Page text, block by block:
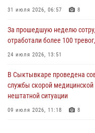
В Усинске росгвардейцы
В Санкт-Петербурге прошел
Всероссийского конкурса
28 июля 2026, 15:09 12
31 июля 2026, 06:57 8
За прошедшую неделю
отработали более 100
24 июля 2026, 13:51
В Сыктывкаре проведена
службы скорой
нештатной ситуации
09 июля 2026, 11:18 8